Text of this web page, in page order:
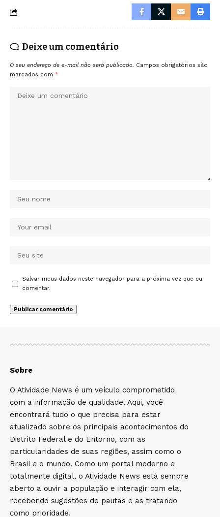
Deixe um comentário
O seu endereço de e-mail não será publicado. Campos obrigatórios são
marcados com *
Salvar meus dados neste navegador para a próxima vez que eu
comentar.
Sobre
O Atividade News é um veículo comprometido
com a informação de qualidade. Aqui, você
encontrará tudo o que precisa para estar
atualizado sobre os principais acontecimentos do
Distrito Federal e do Entorno, com as
particularidades de suas regiões, assim como o
Brasil e o mundo. Como um portal moderno e
totalmente digital, o Atividade News está sempre
aberto a ouvir a população e interagir com ela,
recebendo sugestões de pautas e as tratando
como prioridade.